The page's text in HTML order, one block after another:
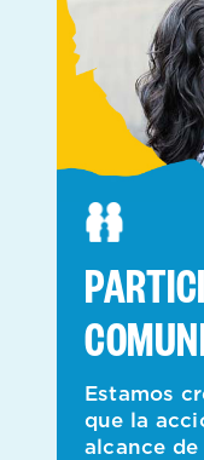
Estamos
que la
alcance